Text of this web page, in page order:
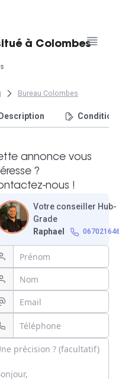
à Colombes
Bureau Colombes
Description
3D
annonce vous
?
nous !
Votre conseiller Hub-
Grade
Raphael